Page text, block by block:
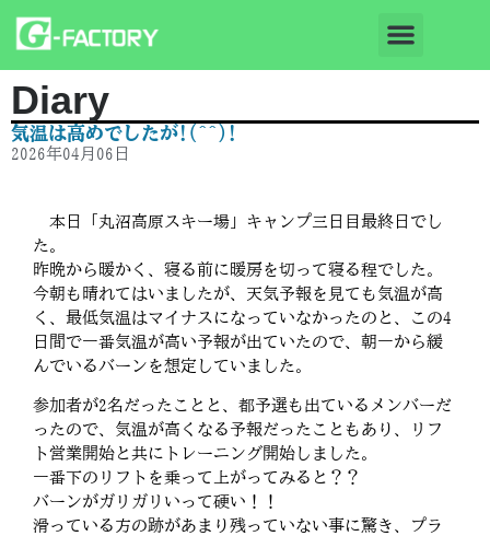
Diary
気温は高めでしたが!(^^)!
2026年04月06日
本日「丸沼高原スキー場」キャンプ三日目最終日でし
た。
昨晩から暖かく、寝る前に暖房を切って寝る程でした。
今朝も晴れてはいましたが、天気予報を見ても気温が高
く、最低気温はマイナスになっていなかったのと、この4
日間で一番気温が高い予報が出ていたので、朝一から緩
んでいるバーンを想定していました。
参加者が2名だったことと、都予選も出ているメンバーだ
ったので、気温が高くなる予報だったこともあり、リフ
ト営業開始と共にトレーニング開始しました。
一番下のリフトを乗って上がってみると？？
バーンがガリガリいって硬い！！
滑っている方の跡があまり残っていない事に驚き、プラ